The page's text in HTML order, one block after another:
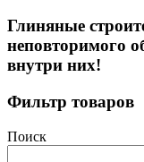
Глиняные
неповторимого
внутри них!
Фильтр товаров
Поиск